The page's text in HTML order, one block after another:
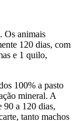
Os animais
120 dias, com
e 1 quilo,
100% a pasto
mineral. A
90 a 120 dias,
tanto machos